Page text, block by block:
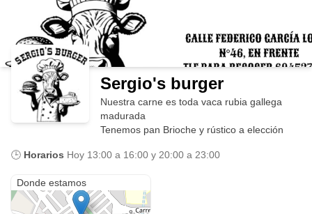
Sergio's burger
Nuestra carne es toda vaca rubia gallega
madurada
Tenemos pan Brioche y rústico a elección
🕒 Horarios Hoy 13:00 a 16:00 y 20:00 a 23:00
Donde estamos